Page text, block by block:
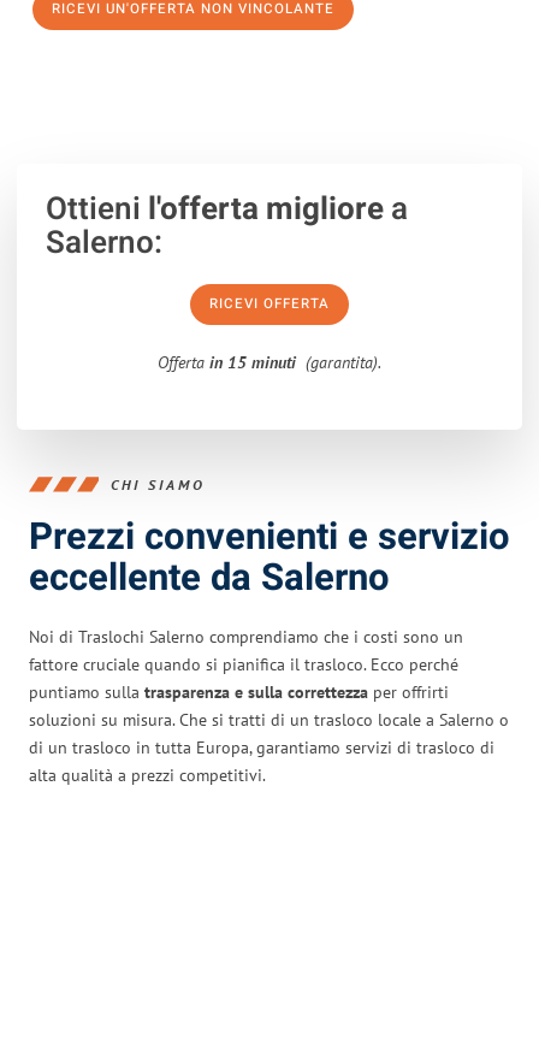
RICEVI UN'OFFERTA NON VINCOLANTE
Ottieni l'offerta migliorea
Salerno:
RICEVI OFFERTA
Offerta in 15 minuti (garantita).
CHI SIAMO
Prezzi convenienti e servizio
eccellente da Salerno
Noi di Traslochi Salerno comprendiamo che i costi sono un
fattore cruciale quando si pianifica il trasloco. Ecco perché
puntiamo sulla trasparenza e sulla correttezza per offrirti
soluzioni su misura. Che si tratti di un trasloco locale a Salerno o
di un trasloco in tutta Europa, garantiamo servizi di trasloco di
alta qualità a prezzi competitivi.